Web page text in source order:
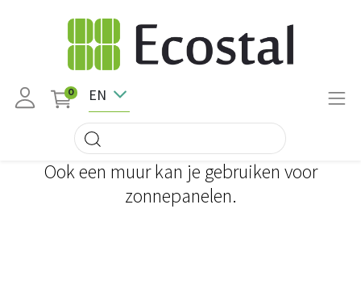
0 EN
Ook een muur kan je gebruiken voor
zonnepanelen.